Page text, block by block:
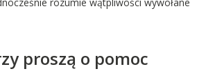
proszą o pomoc